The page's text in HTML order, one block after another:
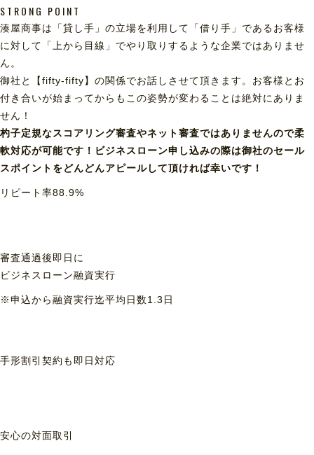
STRONG POINT
湊屋商事は「貸し手」の立場を利用して「借り手」であるお客様
に対して「上から目線」でやり取りするような企業ではありませ
ん。
御社と【fifty-fifty】の関係でお話しさせて頂きます。お客様とお
付き合いが始まってからもこの姿勢が変わることは絶対にありま
せん！
杓子定規なスコアリング審査やネット審査ではありませんので柔
軟対応が可能です！ビジネスローン申し込みの際は御社のセール
スポイントをどんどんアピールして頂ければ幸いです！
リピート率88.9%
審査通過後即日に
ビジネスローン融資実行
※申込から融資実行迄平均日数1.3日
手形割引契約も 即日対応
安心の対面取引